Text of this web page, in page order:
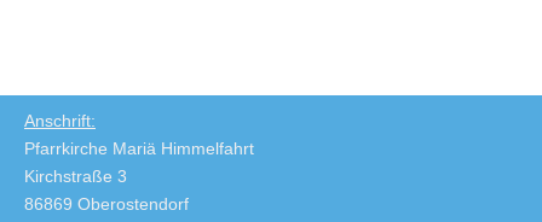
Anschrift:
Pfarrkirche Mariä Himmelfahrt
Kirchstraße 3
86869 Oberostendorf